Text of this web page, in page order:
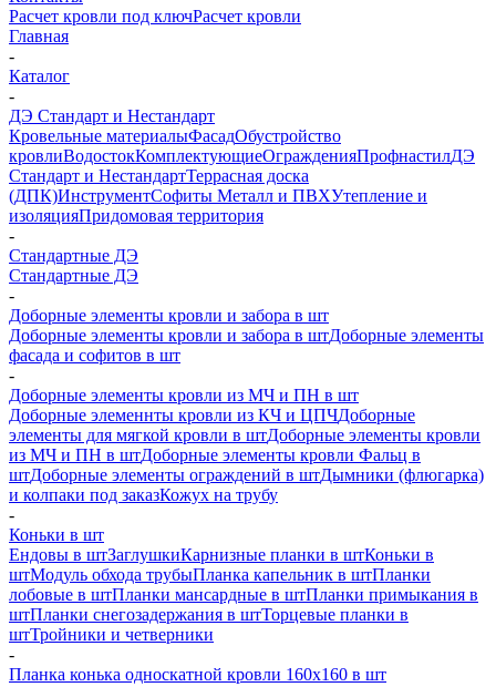
Расчет кровли под ключРасчет кровли
Главная
-
Каталог
-
ДЭ Стандарт и Нестандарт
Кровельные материалыФасадОбустройство
кровлиВодостокКомплектующиеОгражденияПрофнастилДЭ
Стандарт и НестандартТеррасная доска
(ДПК)ИнструментСофиты Металл и ПВХУтепление и
изоляцияПридомовая территория
-
Стандартные ДЭ
Стандартные ДЭ
-
Доборные элементы кровли и забора в шт
Доборные элементы кровли и забора в штДоборные элементы
фасада и софитов в шт
-
Доборные элементы кровли из МЧ и ПН в шт
Доборные элеменнты кровли из КЧ и ЦПЧДоборные
элементы для мягкой кровли в штДоборные элементы кровли
из МЧ и ПН в штДоборные элементы кровли Фальц в
штДоборные элементы ограждений в штДымники (флюгарка)
и колпаки под заказКожух на трубу
-
Коньки в шт
Ендовы в штЗаглушкиКарнизные планки в штКоньки в
штМодуль обхода трубыПланка капельник в штПланки
лобовые в штПланки мансардные в штПланки примыкания в
штПланки снегозадержания в штТорцевые планки в
штТройники и четверники
-
Планка конька односкатной кровли 160х160 в шт